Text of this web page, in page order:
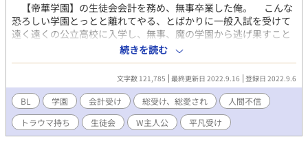
【帝華学園】の生徒会会計を務め、無事卒業した俺。 こんな
恐ろしい学園とっとと離れてやる、とばかりに一般入試を受けて
遠く遠くの公立高校に入学し、無事、魔の学園から逃げ果すこと
が出来た。 卒業式から入学式前日まで、誘拐やらなんやらされ
て無理くり連れ戻されでもしないか戦々恐々としながら前後左右
全ての気配を探って生き抜いた毎日が今では懐かしい。 俺は無
事高校に入学を果たし、無事毎日登学して講義を受け、無事部活
に入って友人を作り、無事彼女まで手に入れることが出来たの
だ。 なのに。 「逃げられると思ったか？颯夏」 「ーーな、
んで」 目の前に立つ恐ろしい男を前にして、こうも身体が動か
ないなんて。
続きを読む
文字数 121,785 最終更新日 2022.9.16 登録日 2022.9.6
BL 学園 会計受け 総受け、総愛され
人間不信
トラウマ持ち
生徒会 W主人公 平凡受け